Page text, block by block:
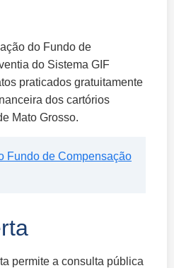
do Fundo de
do Sistema GIF
praticados gratuitamente
dos cartórios
Mato Grosso.
Fundo de Compensação
permite a consulta pública